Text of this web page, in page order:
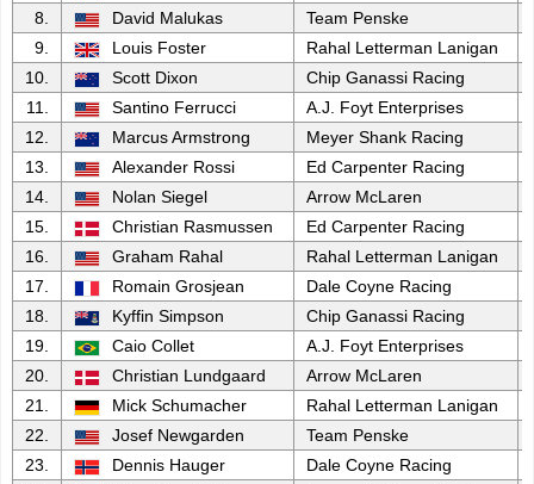
8.
David Malukas Team Penske
9.
Louis Foster Rahal Letterman Lanigan
10.
Scott Dixon Chip Ganassi Racing
11.
Santino Ferrucci A.J. Foyt Enterprises
12.
Marcus Armstrong Meyer Shank Racing
13.
Alexander Rossi Ed Carpenter Racing
14.
Nolan Siegel Arrow McLaren
15.
Christian Rasmussen Ed Carpenter Racing
16.
Graham Rahal Rahal Letterman Lanigan
17.
Romain Grosjean Dale Coyne Racing
18.
Kyffin Simpson Chip Ganassi Racing
19.
Caio Collet A.J. Foyt Enterprises
20.
Christian Lundgaard Arrow McLaren
21.
Mick Schumacher Rahal Letterman Lanigan
22.
Josef Newgarden Team Penske
23.
Dennis Hauger Dale Coyne Racing